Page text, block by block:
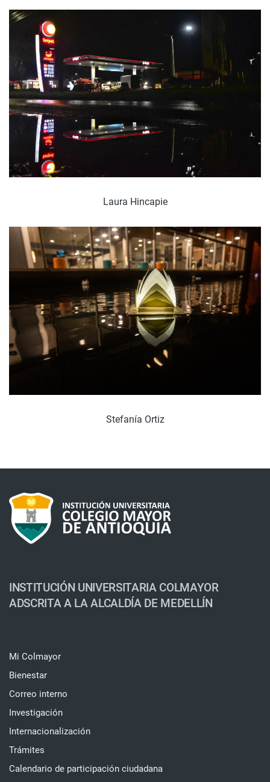
Laura Hincapie
Stefanía Ortiz
INSTITUCIÓN UNIVERSITARIA COLMAYOR
ADSCRITA A LA ALCALDÍA DE MEDELLÍN
Mi Colmayor
Bienestar
Correo interno
Investigación
Internacionalización
Trámites
Calendario de participación ciudadana